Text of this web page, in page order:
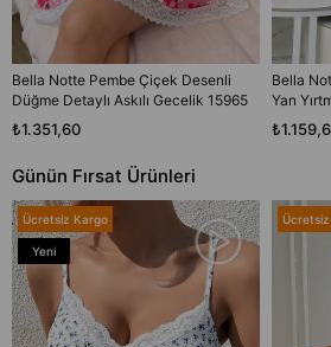
Bella Notte Pembe Çiçek Desenli
Düğme Detaylı Askılı Gecelik 15965
₺1.351,60
Bella
Yan
Günün Fırsat Ürünleri
Ücretsiz Kargo
Yeni